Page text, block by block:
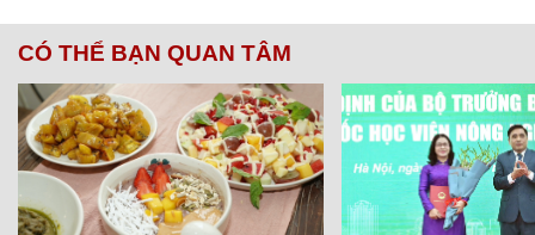
CÓ THỂ BẠN QUAN TÂM